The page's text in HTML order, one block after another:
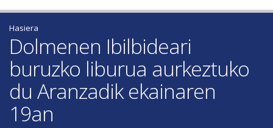
Hasiera
Dolmenen Ibilbideari
buruzko liburua aurkeztuko
du Aranzadik ekainaren
19an